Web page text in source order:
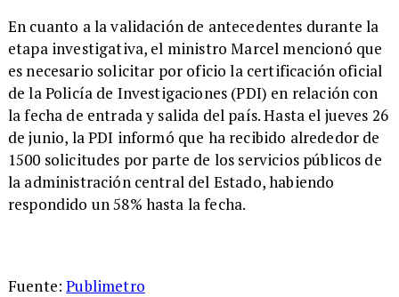
En cuanto a la validación de antecedentes durante la
etapa investigativa, el ministro Marcel mencionó que
es necesario solicitar por oficio la certificación oficial
de la Policía de Investigaciones (PDI) en relación con
la fecha de entrada y salida del país. Hasta el jueves 26
de junio, la PDI informó que ha recibido alrededor de
1500 solicitudes por parte de los servicios públicos de
la administración central del Estado, habiendo
respondido un 58% hasta la fecha.
Fuente:Publimetro